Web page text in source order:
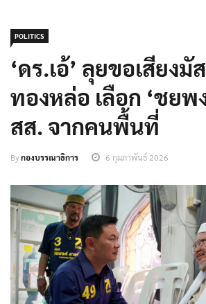
POLITICS
‘ดร.เอ้’ ลุยขอเสียงมั
ทองหล่อ เลือก ‘ชยพ
สส. จากคนพื้นที่
Byกองบรรณาธิการ 6 กุมภาพันธ์ 2026